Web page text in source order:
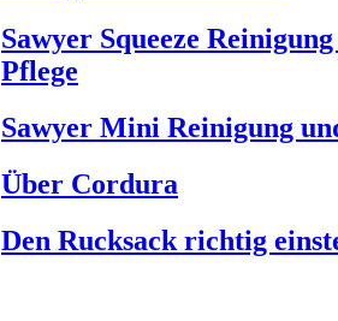
Sawyer Squeeze
Pflege
Sawyer Mini Reinigung
Über Cordura
Den Rucksack richtig